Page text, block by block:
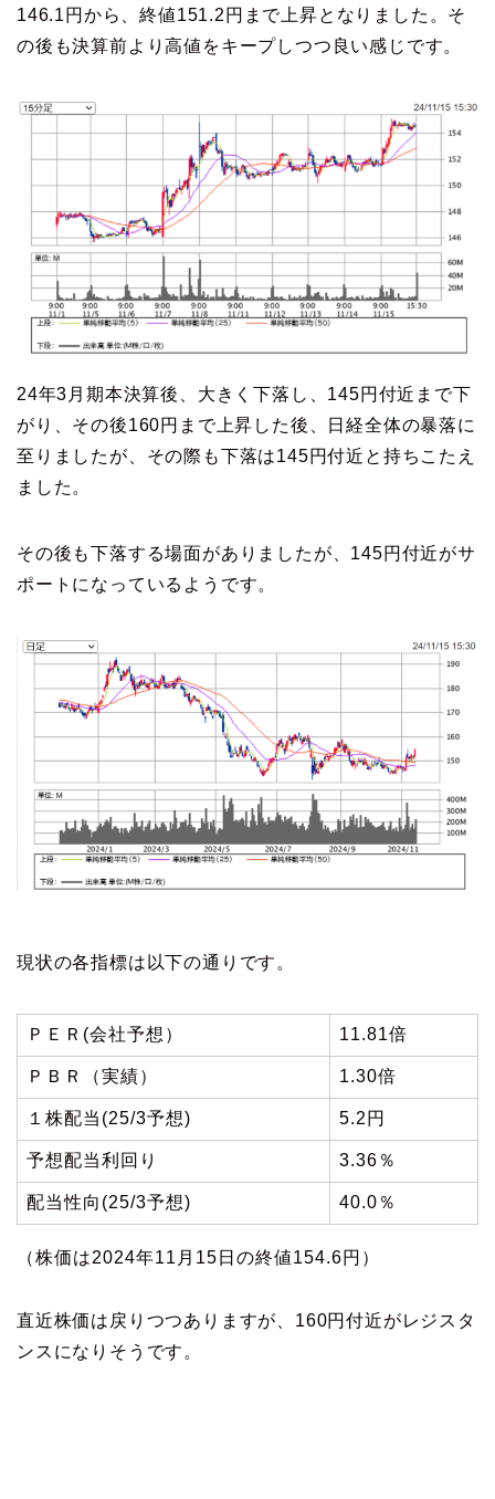
146.1円から、終値151.2円まで上昇となりました。そ
の後も決算前より高値をキープしつつ良い感じです。
24年3月期本決算後、大きく下落し、145円付近まで下
がり、その後160円まで上昇した後、日経全体の暴落に
至りましたが、その際も下落は145円付近と持ちこたえ
ました。
その後も下落する場面がありましたが、145円付近がサ
ポートになっているようです。
現状の各指標は以下の通りです。
ＰＥＲ(会社予想） 11.81倍
ＰＢＲ（実績） 1.30倍
１株配当(25/3予想) 5.2円
予想配当利回り 3.36％
配当性向(25/3予想) 40.0％
（株価は2024年11月15日の終値154.6円）
直近株価は戻りつつありますが、160円付近がレジスタ
ンスになりそうです。